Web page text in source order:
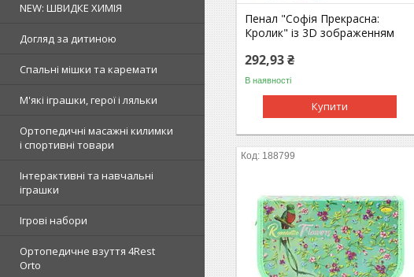
NEW: ШВИДКЕ ХИМІЯ
Догляд за дитиною
Спальні мішки та каремати
М'які іграшки, герої і ляльки
Ортопедичні масажні килимки
і спортивні товари
Інтерактивні та навчальні
іграшки
Ігрові набори
Ортопедичне взуття 4Rest
Orto
Пенал "Софія Прекрасна:
Кролик" із 3D зображенням
292,93 ₴
В наявності
Купити
188799